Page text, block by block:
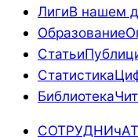
ЛигиВ нашем
Образование
Статьи
Статистика
Библиотека